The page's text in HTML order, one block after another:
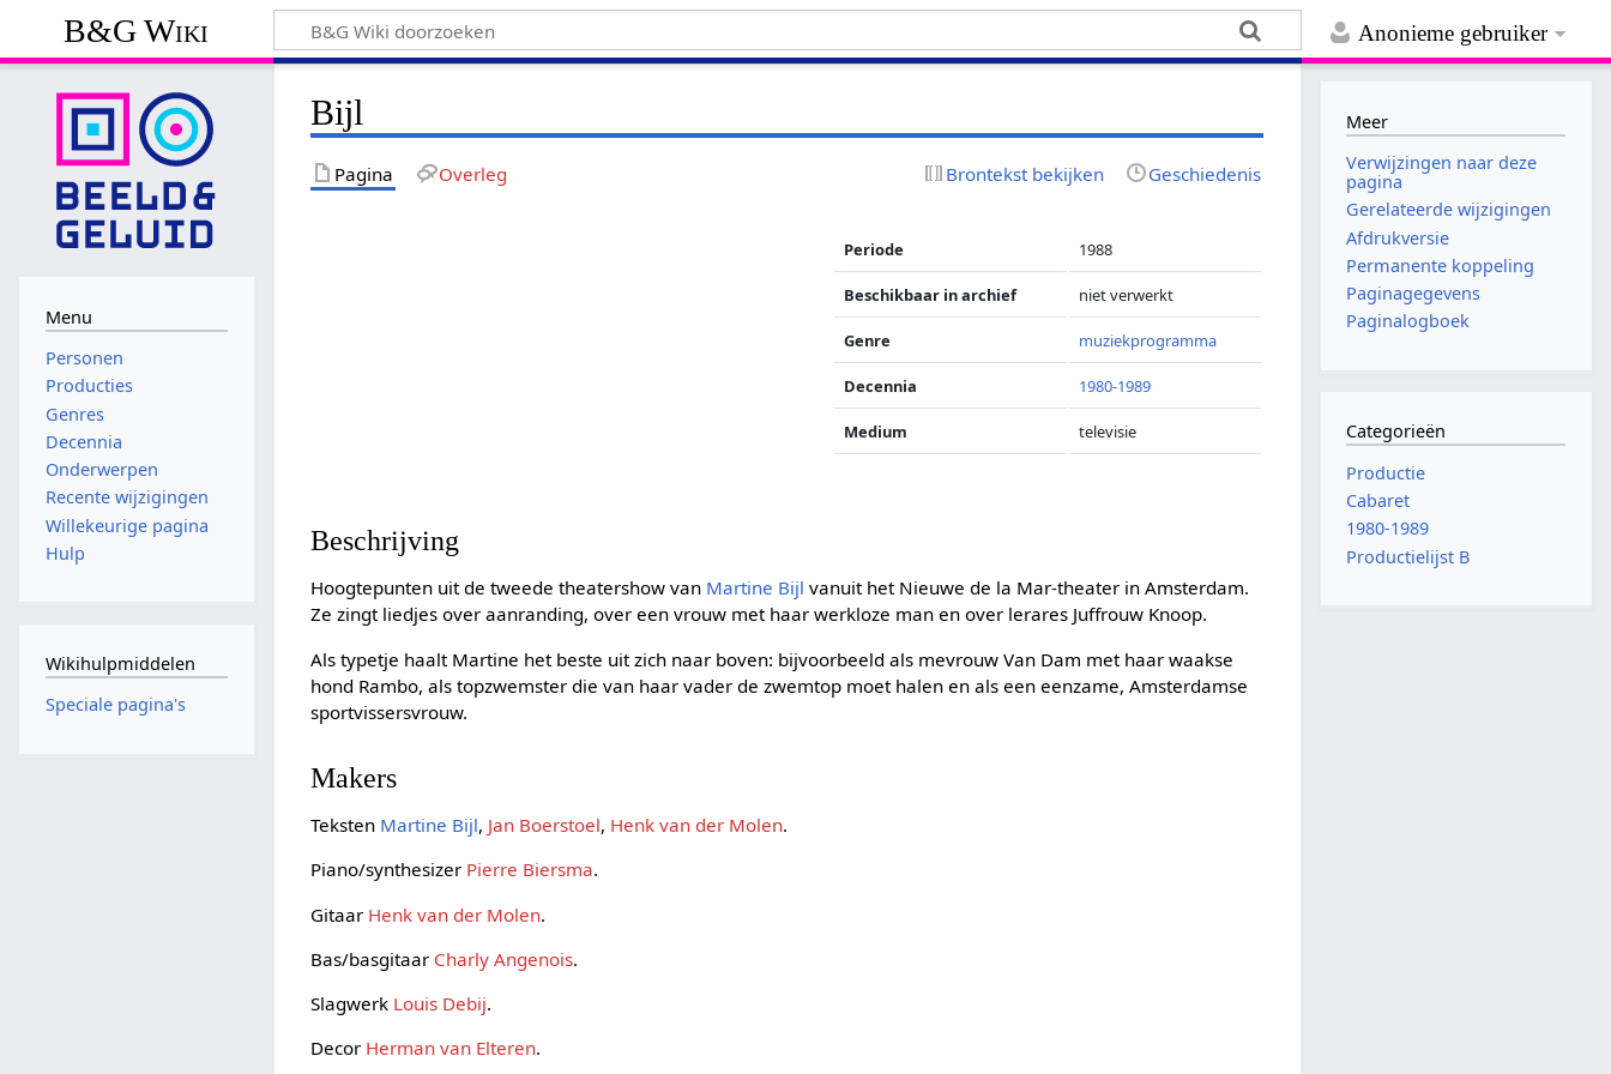
Anonieme gebruiker
B&G Wiki
Bijl
Pagina Overleg Brontekst bekijken Geschiedenis
Periode 1988
Beschikbaar in archief niet verwerkt
Genre muziekprogramma
Decennia 1980-1989
Medium televisie
Beschrijving
Hoogtepunten uit de tweede theatershow van Martine Bijl vanuit het Nieuwe de la Mar-theater in Amsterdam.
Ze zingt liedjes over aanranding, over een vrouw met haar werkloze man en over lerares Juffrouw Knoop.
Als typetje haalt Martine het beste uit zich naar boven: bijvoorbeeld als mevrouw Van Dam met haar waakse
hond Rambo, als topzwemster die van haar vader de zwemtop moet halen en als een eenzame, Amsterdamse
sportvissersvrouw.
Makers
Teksten Martine Bijl, Jan Boerstoel, Henk van der Molen.
Piano/synthesizer Pierre Biersma.
Gitaar Henk van der Molen.
Bas/basgitaar Charly Angenois.
Slagwerk Louis Debij.
Decor Herman van Elteren.
Menu
Personen
Producties
Genres
Decennia
Onderwerpen
Recente wijzigingen
Willekeurige pagina
Hulp
Wikihulpmiddelen
Speciale pagina's
Meer
Verwijzingen naar deze
pagina
Gerelateerde wijzigingen
Afdrukversie
Permanente koppeling
Paginagegevens
Paginalogboek
Categorieën
Productie
Cabaret
1980-1989
Productielijst B